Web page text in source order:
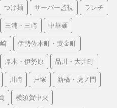
つけ麺 サーバー監視 ランチ
三浦・三崎 中華麺
伊勢佐木町・黄金町
厚木・伊勢原 品川・大井町
川崎 戸塚 新橋・虎ノ門
横須賀中央